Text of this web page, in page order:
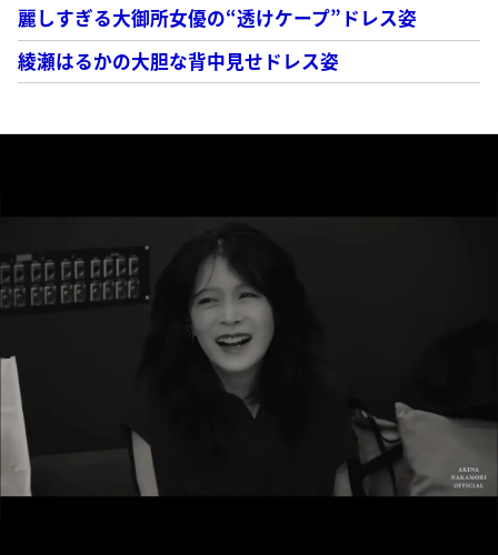
麗しすぎる大御所女優の“透けケープ”ドレス姿
綾瀬はるかの大胆な背中見せドレス姿